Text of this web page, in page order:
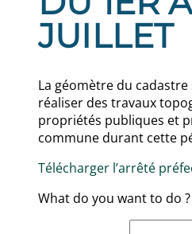
JUILLET
La géomètre du
réaliser des travaux
propriétés publiques et
commune durant cette
Télécharger l’arrêté
What do you want to do ?